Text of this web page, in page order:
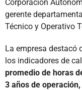
Corporación
gerente
Técnico y Operativo
La empresa destacó
los indicadores de
promedio de horas
3 años de